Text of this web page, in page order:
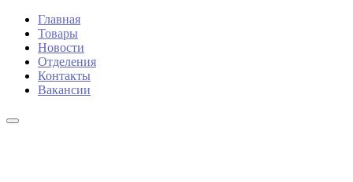
Главная
Товары
Новости
Отделения
Контакты
Вакансии